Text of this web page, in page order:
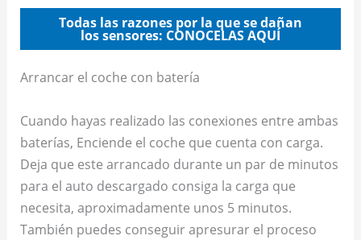
Todas las razones por la que se dañan
los sensores: CONOCELAS AQUÍ
Arrancar el coche con batería
Cuando hayas realizado las conexiones entre ambas
baterías, Enciende el coche que cuenta con carga.
Deja que este arrancado durante un par de minutos
para el auto descargado consiga la carga que
necesita, aproximadamente unos 5 minutos.
También puedes conseguir apresurar el proceso